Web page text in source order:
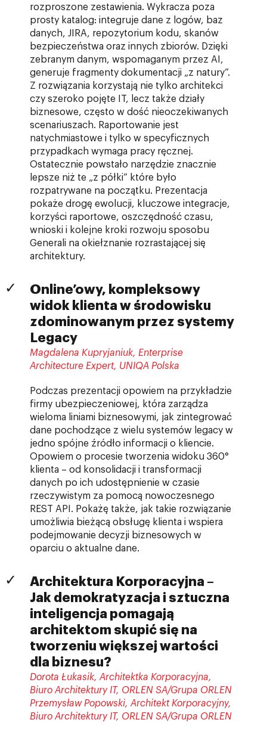
rozproszone zestawienia. Wykracza poza
prosty katalog: integruje dane z logów, baz
danych, JIRA, repozytorium kodu, skanów
bezpieczeństwa oraz innych zbiorów. Dzięki
zebranym danym, wspomaganym przez AI,
generuje fragmenty dokumentacji „z natury”.
Z rozwiązania korzystają nie tylko architekci
czy szeroko pojęte IT, lecz także działy
biznesowe, często w dość nieoczekiwanych
scenariuszach. Raportowanie jest
natychmiastowe i tylko w specyficznych
przypadkach wymaga pracy ręcznej.
Ostatecznie powstało narzędzie znacznie
lepsze niż te „z półki” które było
rozpatrywane na początku. Prezentacja
pokaże drogę ewolucji, kluczowe integracje,
korzyści raportowe, oszczędność czasu,
wnioski i kolejne kroki rozwoju sposobu
Generali na okiełznanie rozrastającej się
architektury.
Online’owy, kompleksowy
widok klienta w środowisku
zdominowanym przez systemy
Legacy
Magdalena Kupryjaniuk, Enterprise
Architecture Expert, UNIQA Polska
Podczas prezentacji opowiem na przykładzie
firmy ubezpieczeniowej, która zarządza
wieloma liniami biznesowymi, jak zintegrować
dane pochodzące z wielu systemów legacy w
jedno spójne źródło informacji o kliencie.
Opowiem o procesie tworzenia widoku 360°
klienta – od konsolidacji i transformacji
danych po ich udostępnienie w czasie
rzeczywistym za pomocą nowoczesnego
REST API. Pokażę także, jak takie rozwiązanie
umożliwia bieżącą obsługę klienta i wspiera
podejmowanie decyzji biznesowych w
oparciu o aktualne dane.
Architektura Korporacyjna –
Jak demokratyzacja i sztuczna
inteligencja pomagają
architektom skupić się na
tworzeniu większej wartości
dla biznesu?
Dorota Łukasik, Architektka Korporacyjna,
Biuro Architektury IT, ORLEN SA/Grupa ORLEN
Przemysław Popowski, Architekt Korporacyjny,
Biuro Architektury IT, ORLEN SA/Grupa ORLEN